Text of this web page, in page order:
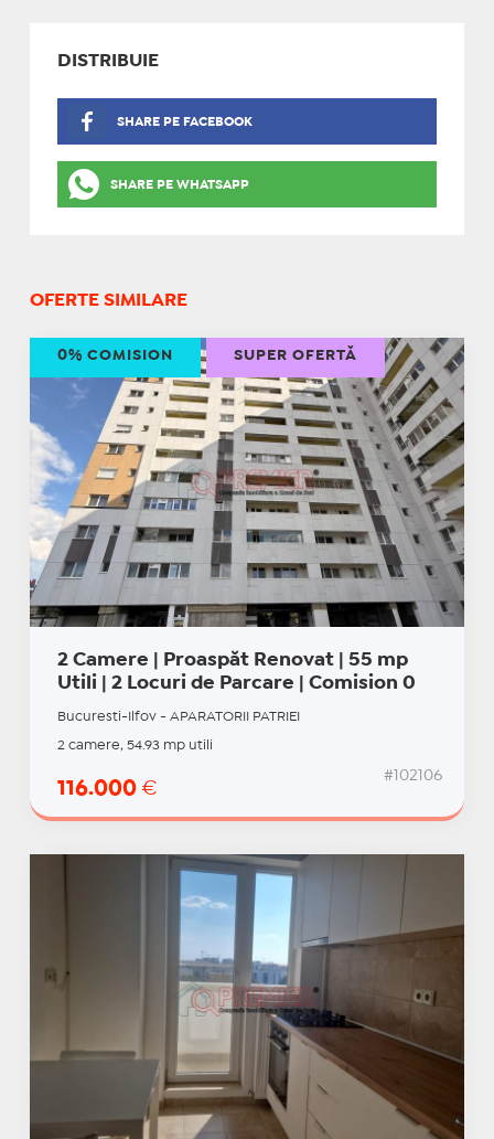
DISTRIBUIE
SHARE PE FACEBOOK
SHARE PE WHATSAPP
OFERTE SIMILARE
2 Camere | Proaspăt Renovat | 55 mp
Utili | 2 Locuri de Parcare | Comision 0
Bucuresti-Ilfov - APARATORII PATRIEI
2 camere, 54.93 mp utili
116.000 €
#102106
0% COMISION SUPER OFERTĂ